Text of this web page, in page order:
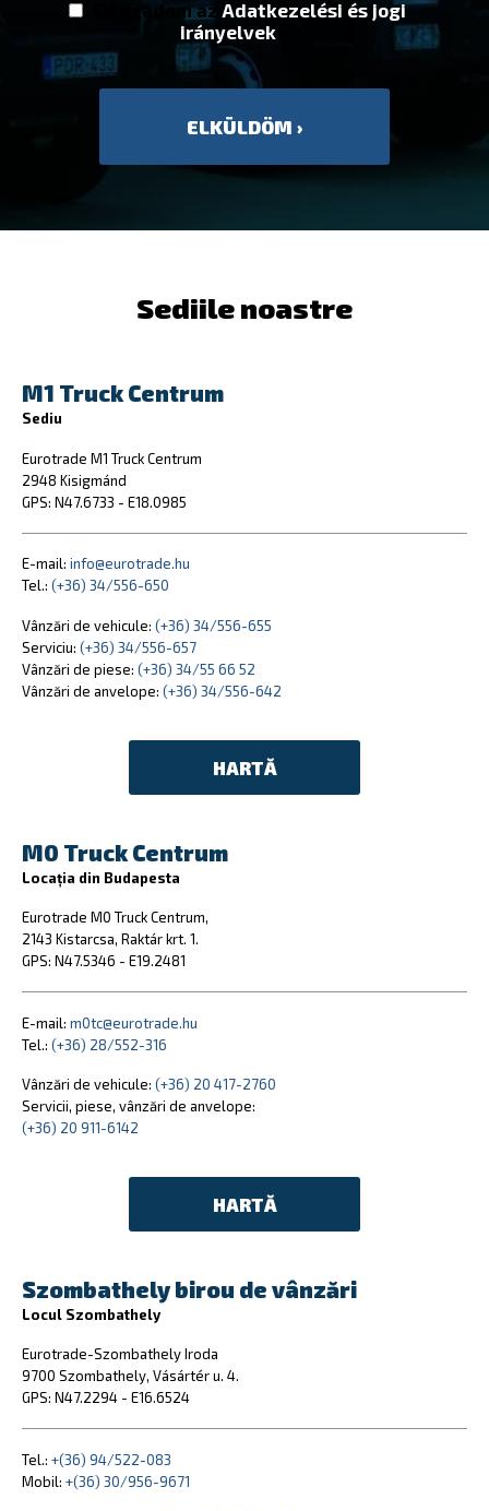
Elfogadom az Adatkezelési és jogi
irányelveket
Sediile noastre
M1 Truck Centrum
Sediu
Eurotrade M1 Truck Centrum
2948 Kisigmánd
GPS: N47.6733 - E18.0985
E-mail: info@eurotrade.hu
Tel.: (+36) 34/556-650
Vânzări de vehicule: (+36) 34/556-655
Serviciu: (+36) 34/556-657
Vânzări de piese: (+36) 34/55 66 52
Vânzări de anvelope: (+36) 34/556-642
HARTĂ
M0 Truck Centrum
Locația din Budapesta
Eurotrade M0 Truck Centrum,
2143 Kistarcsa, Raktár krt. 1.
GPS: N47.5346 - E19.2481
E-mail: m0tc@eurotrade.hu
Tel.: (+36) 28/552-316
Vânzări de vehicule: (+36) 20 417-2760
Servicii, piese, vânzări de anvelope:
(+36) 20 911-6142
HARTĂ
Szombathely birou de vânzări
Locul Szombathely
Eurotrade-Szombathely Iroda
9700 Szombathely, Vásártér u. 4.
GPS: N47.2294 - E16.6524
Tel.: +(36) 94/522-083
Mobil: +(36) 30/956-9671